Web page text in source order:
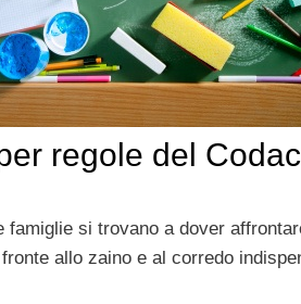
regole del
famiglie si trovano a dover
allo zaino e al corredo